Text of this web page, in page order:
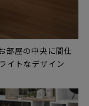
部屋の中央に間仕
イトなデザイン